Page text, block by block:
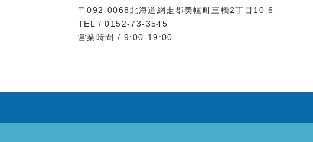
〒092-0068北海道網走郡美幌町三橋2丁目10-6
TEL / 0152-73-3545
営業時間 / 9:00-19:00